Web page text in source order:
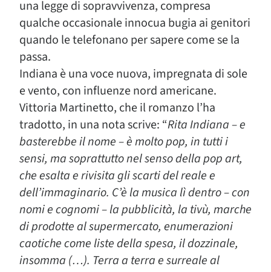
una legge di sopravvivenza, compresa
qualche occasionale innocua bugia ai genitori
quando le telefonano per sapere come se la
passa.
Indiana è una voce nuova, impregnata di sole
e vento, con influenze nord americane.
Vittoria Martinetto, che il romanzo l’ha
tradotto, in una nota scrive: “Rita Indiana – e
basterebbe il nome – è molto pop, in tutti i
sensi, ma soprattutto nel senso della pop art,
che esalta e rivisita gli scarti del reale e
dell’immaginario. C’è la musica lì dentro – con
nomi e cognomi – la pubblicità, la tivù, marche
di prodotte al supermercato, enumerazioni
caotiche come liste della spesa, il dozzinale,
insomma (…). Terra a terra e surreale al